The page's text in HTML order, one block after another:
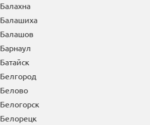
Балахна
Балашиха
Балашов
Барнаул
Батайск
Белгород
Белово
Белогорск
Белорецк